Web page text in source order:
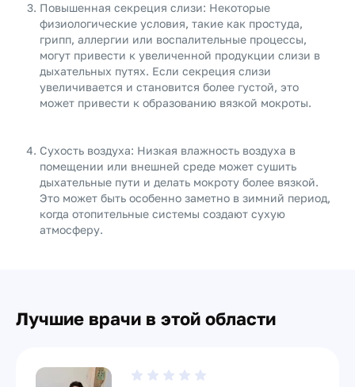
Повышенная секреция слизи: Некоторые
физиологические условия, такие как простуда,
грипп, аллергии или воспалительные процессы,
могут привести к увеличенной продукции слизи в
дыхательных путях. Если секреция слизи
увеличивается и становится более густой, это
может привести к образованию вязкой мокроты.
Сухость воздуха: Низкая влажность воздуха в
помещении или внешней среде может сушить
дыхательные пути и делать мокроту более вязкой.
Это может быть особенно заметно в зимний период,
когда отопительные системы создают сухую
атмосферу.
Лучшие врачи в этой области